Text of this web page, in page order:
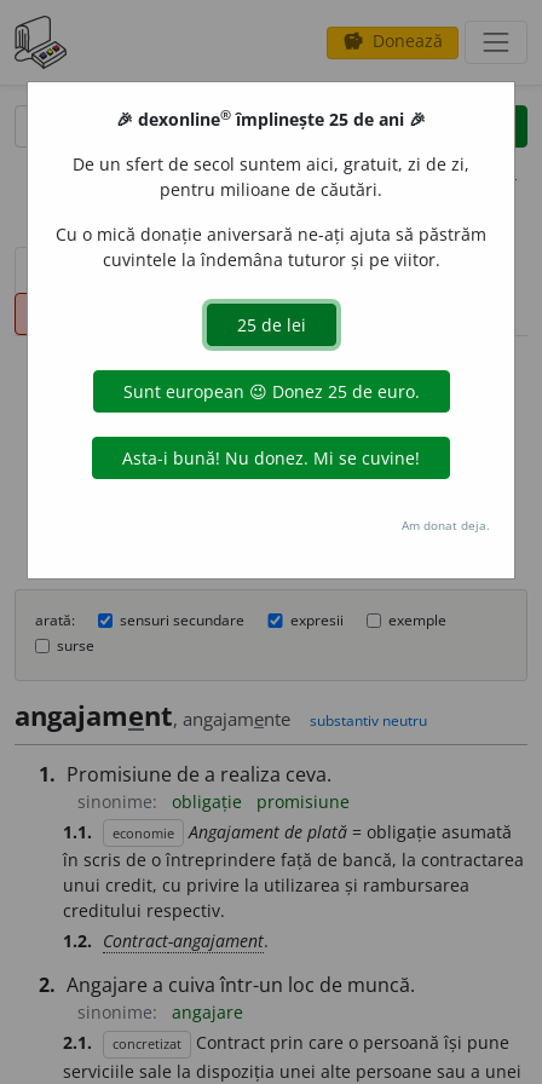
savings Donează
clear
opțiuni
sinteza definițiilor (1) definiții (20)
declinări
info
Aceste definiții sunt compilate de
echipa dexonline. Definițiile
originale se află pe filadefiniții.
Puteți reordona filele pe pagina de
arată: sensuri secundare expresii
exemple
surse
angajament, angajamente substantiv neutru
1. Promisiune de a realiza ceva.
sinonime: obligație
promisiune
1.1.
economie Angajament de plată= obligație asumată
în scris de o întreprindere față de bancă, la contractarea
unui credit, cu privire la utilizarea și rambursarea
creditului respectiv.
1.2. Contract-angajament.
2. Angajare a cuiva într-un loc de muncă.
sinonime:
angajare
2.1.
concretizat
Contract prin care o persoană își pune
serviciile sale la dispoziția unei alte persoane sau a unei
🎉 dexonline® împlinește 25 de ani 🎉
De un sfert de secol suntem aici, gratuit, zi de zi,
pentru milioane de căutări.
Cu o mică donație aniversară ne-ați ajuta să păstrăm
cuvintele la îndemâna tuturor și pe viitor.
Am donat deja.